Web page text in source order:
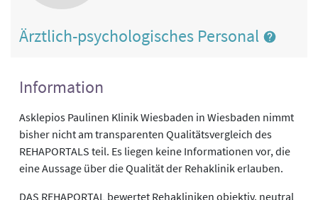
Ärztlich-psychologisches Personal
Information
Asklepios Paulinen Klinik Wiesbaden in Wiesbaden nimmt
bisher nicht am transparenten Qualitätsvergleich des
REHAPORTALS teil. Es liegen keine Informationen vor, die
eine Aussage über die Qualität der Rehaklinik erlauben.
DAS REHAPORTAL bewertet Rehakliniken objektiv, neutral